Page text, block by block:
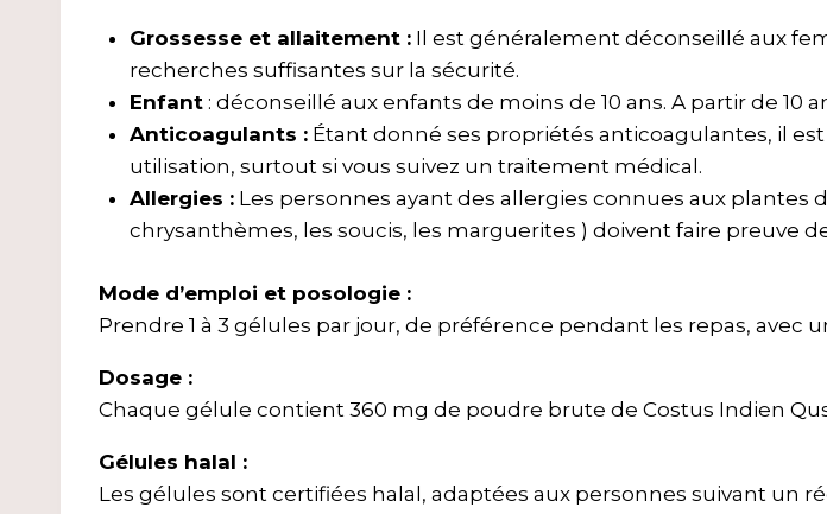
Grossesse et allaitement :Il est généralement déconseillé aux
recherches suffisantes sur la sécurité.
Enfant: déconseillé aux enfants de moins de 10 ans. A partir de 10
Anticoagulants :Étant donné ses propriétés anticoagulantes, il
utilisation, surtout si vous suivez un traitement médical.
Allergies :Les personnes ayant des allergies connues aux plantes
chrysanthèmes, les soucis, les marguerites ) doivent faire preuve
Mode d’emploi et posologie :
Prendre 1 à 3 gélules par jour, de préférence pendant les repas, avec
Dosage :
Chaque gélule contient 360 mg de poudre brute de Costus Indien
Gélules halal :
Les gélules sont certifiées halal, adaptées aux personnes suivant un